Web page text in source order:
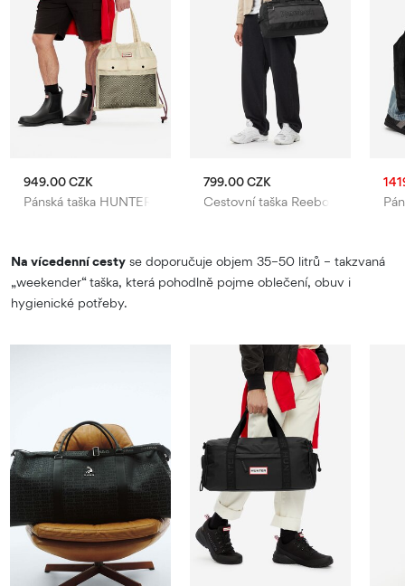
Pánská taška HUNTER
949.00 CZK
Cestovní taška Reebok
799.00 CZK
Na vícedenní cesty se doporučuje objem 35–50 litrů – takzvaná
„weekender“ taška, která pohodlně pojme oblečení, obuv i
hygienické potřeby.